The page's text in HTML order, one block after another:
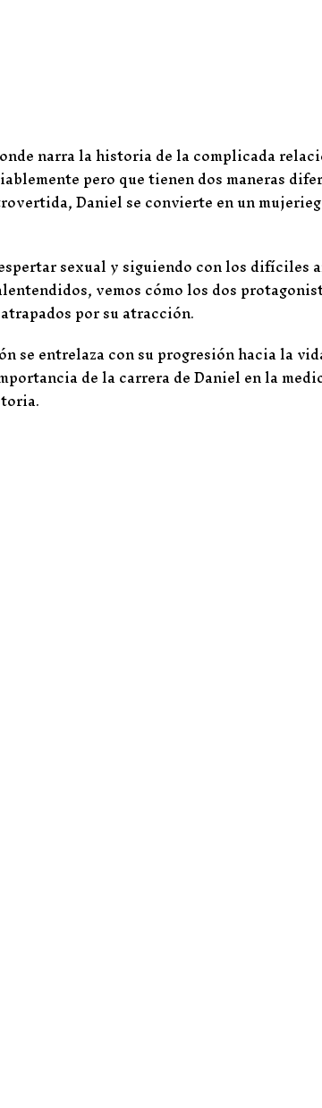
narra la historia de la complicada
pero que tienen dos maneras
Daniel se convierte en un
sexual y siguiendo con los difíciles
vemos cómo los dos
por su atracción.
se entrelaza con su progresión hacia la
de la carrera de Daniel en la